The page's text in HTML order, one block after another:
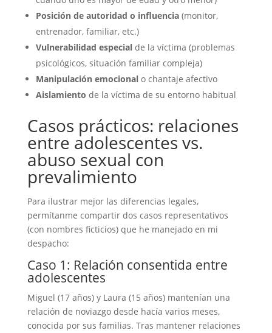
Posición de autoridad o influencia(monitor,
entrenador, familiar, etc.)
Vulnerabilidad especialde la víctima (problemas
psicológicos, situación familiar compleja)
Manipulación emocionalo chantaje afectivo
Aislamiento de la víctima de su entorno habitual
Casos prácticos: relaciones
entre adolescentes vs.
abuso sexual con
prevalimiento
Para ilustrar mejor las diferencias legales,
permítanme compartir dos casos representativos
(con nombres ficticios) que he manejado en mi
despacho:
Caso 1: Relación consentida entre
adolescentes
Miguel (17 años) y Laura (15 años) mantenían una
relación de noviazgo desde hacía varios meses,
conocida por sus familias. Tras mantener relaciones